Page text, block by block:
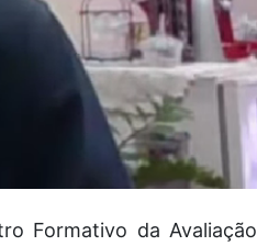
Formativo da Avaliação